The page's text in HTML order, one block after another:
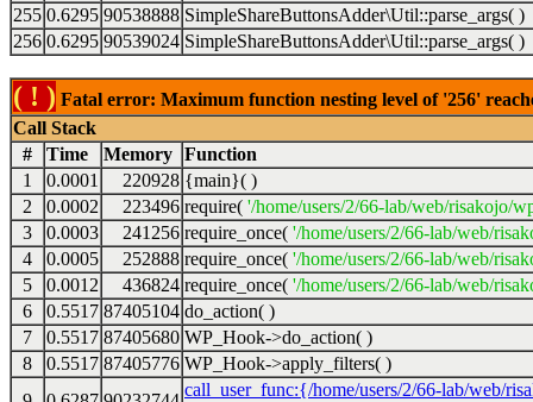
255 0.6295 90538888 SimpleShareButtonsAdder\Util::parse_args( )
256 0.6295 90539024 SimpleShareButtonsAdder\Util::parse_args( )
( ! ) Fatal error: Maximum function nesting level of '256'
Call Stack
#
Time Memory Function
1
0.0001 220928 {main}( )
2
0.0002 223496 require( '/home/users/2/66-lab/web/risakojo/
3
0.0003 241256 require_once( '/home/users/2/66-lab/web/
4
0.0005 252888 require_once( '/home/users/2/66-lab/web/
5
0.0012 436824 require_once( '/home/users/2/66-lab/web/
6
0.5517 87405104 do_action( )
7
0.5517 87405680 WP_Hook->do_action( )
8
0.5517 87405776 WP_Hook->apply_filters( )
call_user_func:{/home/users/2/66-lab/web/